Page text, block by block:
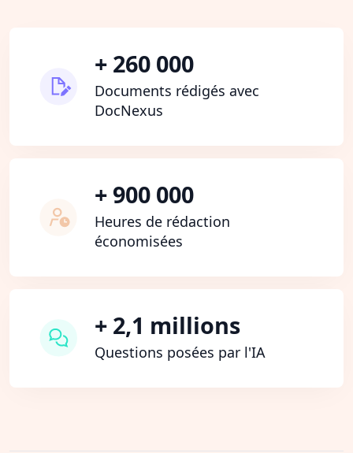
+ 260 000
Documents rédigés avec
DocNexus
+ 900 000
Heures de rédaction
économisées
+ 2,1 millions
Questions posées par l'IA